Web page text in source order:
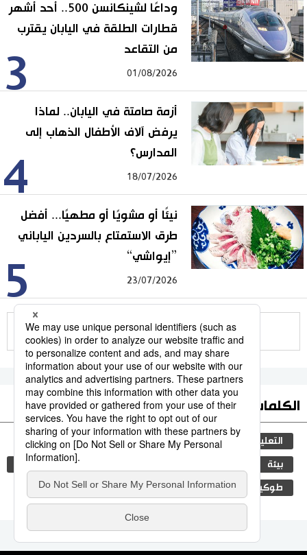
3
وداعًا لشينكانسن 500.. أحد أشهر
قطارات الطلقة في اليابان يقترب
من التقاعد
01/08/2026
4
أزمة صامتة في اليابان.. لماذا
يرفض آلاف الأطفال الذهاب إلى
المدارس؟
18/07/2026
5
نيئًا أو مشويًا أو مطهيًا... أفضل
طرق الاستمتاع بالسردين الياباني
”إيواشي“
23/07/2026
للمزيد
الكلمات الأكثر بحثا
التعليم الياباني جيجي برس ثقافة مجتمع
بيئة الحياة البرية اليابان
طوكيو